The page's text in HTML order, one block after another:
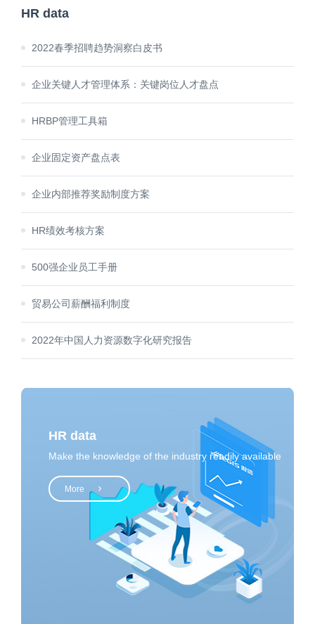
HR data
2022春季招聘趋势洞察白皮书
企业关键人才管理体系：关键岗位人才盘点
HRBP管理工具箱
企业固定资产盘点表
企业内部推荐奖励制度方案
HR绩效考核方案
500强企业员工手册
贸易公司薪酬福利制度
2022年中国人力资源数字化研究报告
HR data
Make the knowledge of the industry readily available
More